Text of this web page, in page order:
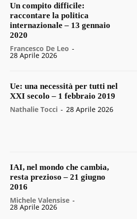
Un compito difficile:
raccontare la politica
internazionale – 13 gennaio
2020
Francesco De Leo -
28 Aprile 2026
Ue: una necessità per tutti nel
XXI secolo – 1 febbraio 2019
Nathalie Tocci - 28 Aprile 2026
IAI, nel mondo che cambia,
resta prezioso – 21 giugno
2016
Michele Valensise -
28 Aprile 2026